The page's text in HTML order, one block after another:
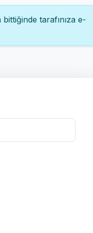
tarafınıza e-